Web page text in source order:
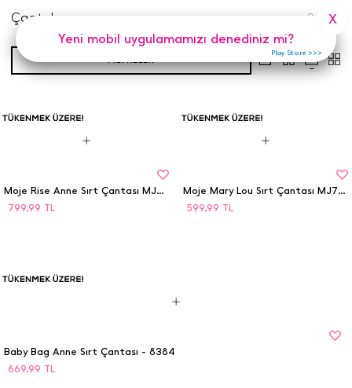
Çantalar 3 Adet
FILTRELER
799,99 TL
Moje Rise Anne Sırt Çantası MJ702
599,99 TL
Moje Mary Lou Sırt Çantası MJ701
669,99 TL
Baby Bag Anne Sırt Çantası - 8384
Yeni mobil uygulamamızı denediniz mi?
X
Play Store >>>